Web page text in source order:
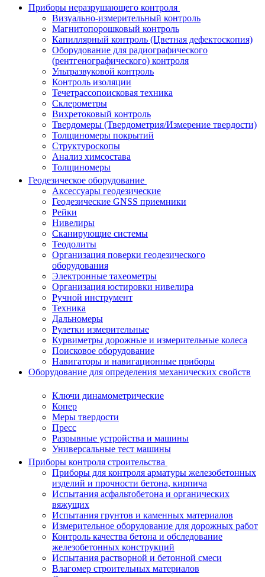
Приборы неразрушающего контроля
Визуально-измерительный контроль
Магнитопорошковый контроль
Капиллярный контроль (Цветная дефектоскопия)
Оборудование для радиографического
(рентгенографического) контроля
Ультразвуковой контроль
Контроль изоляции
Течетрассопоисковая техника
Склерометры
Вихретоковый контроль
Твердомеры (Твердометрия/Измерение твердости)
Толщиномеры покрытий
Структуроскопы
Анализ химсостава
Толщиномеры
Геодезическое оборудование
Аксессуары геодезические
Геодезические GNSS приемники
Рейки
Нивелиры
Сканирующие системы
Теодолиты
Организация поверки геодезического
оборудования
Электронные тахеометры
Организация юстировки нивелира
Ручной инструмент
Техника
Дальномеры
Рулетки измерительные
Курвиметры дорожные и измерительные колеса
Поисковое оборудование
Навигаторы и навигационные приборы
Оборудование для определения механических свойств
Ключи динамометрические
Копер
Меры твердости
Пресс
Разрывные устройства и машины
Универсальные тест машины
Приборы контроля строительства
Приборы для контроля арматуры железобетонных
изделий и прочности бетона, кирпича
Испытания асфальтобетона и органических
вяжущих
Испытания грунтов и каменных материалов
Измерительное оборудование для дорожных работ
Контроль качества бетона и обследование
железобетонных конструкций
Испытания растворной и бетонной смеси
Влагомер строительных материалов